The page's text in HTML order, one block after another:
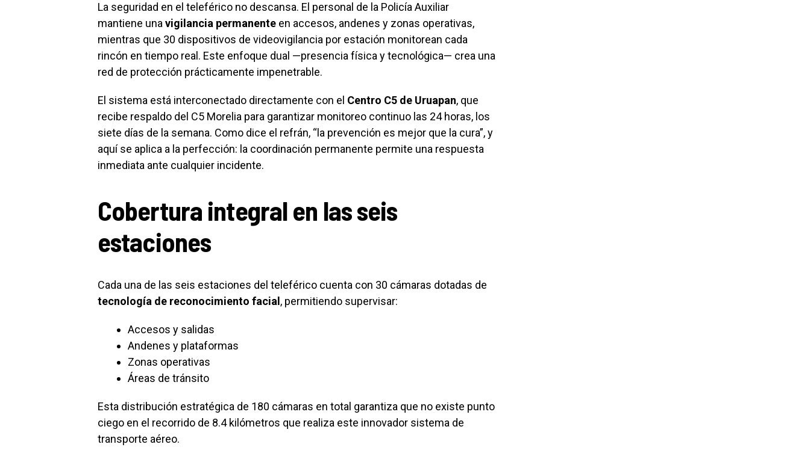
La seguridad en el teleférico no descansa. El personal de la Policía Auxiliar
mantiene una vigilancia permanente en accesos, andenes y zonas operativas,
mientras que 30 dispositivos de videovigilancia por estación monitorean cada
rincón en tiempo real. Este enfoque dual —presencia física y tecnológica— crea una
red de protección prácticamente impenetrable.
El sistema está interconectado directamente con el Centro C5 de Uruapan, que
recibe respaldo del C5 Morelia para garantizar monitoreo continuo las 24 horas, los
siete días de la semana. Como dice el refrán, “la prevención es mejor que la cura”, y
aquí se aplica a la perfección: la coordinación permanente permite una respuesta
inmediata ante cualquier incidente.
Cobertura integral en las seis
estaciones
Cada una de las seis estaciones del teleférico cuenta con 30 cámaras dotadas de
tecnología de reconocimiento facial , permitiendo supervisar:
Accesos y salidas
Andenes y plataformas
Zonas operativas
Áreas de tránsito
Esta distribución estratégica de 180 cámaras en total garantiza que no existe punto
ciego en el recorrido de 8.4 kilómetros que realiza este innovador sistema de
transporte aéreo.